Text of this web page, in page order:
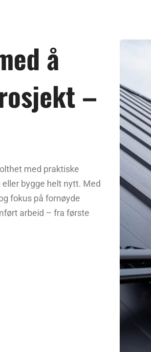
å
–
med praktiske
bygge helt nytt. Med
fokus på fornøyde
arbeid – fra første